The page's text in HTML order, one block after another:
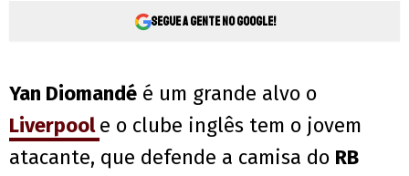
Segue a gente no Google!
Yan Diomandé é um grande alvo o
Liverpoole o clube inglês tem o jovem
atacante, que defende a camisa do RB